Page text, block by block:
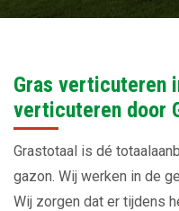
Gras verticuteren
verticuteren door
Grastotaal is dé
gazon. Wij werken in de
Wij zorgen dat er tijdens